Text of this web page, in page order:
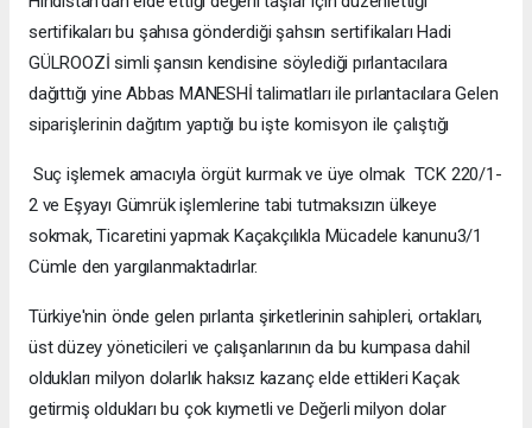
sertifikaları bu şahısa gönderdiği şahsın sertifikaları Hadi
GÜLROOZİ simli şansın kendisine söylediği pırlantacılara
dağıttığı yine Abbas MANESHİ talimatları ile pırlantacılara Gelen
siparişlerinin dağıtım yaptığı bu işte komisyon ile çalıştığı
Suç işlemek amacıyla örgüt kurmak ve üye olmak TCK 220/1-
2 ve Eşyayı Gümrük işlemlerine tabi tutmaksızın ülkeye
sokmak, Ticaretini yapmak Kaçakçılıkla Mücadele kanunu3/1
Cümle den yargılanmaktadırlar.
Türkiye'nin önde gelen pırlanta şirketlerinin sahipleri, ortakları,
üst düzey yöneticileri ve çalışanlarının da bu kumpasa dahil
oldukları milyon dolarlık haksız kazanç elde ettikleri Kaçak
getirmiş oldukları bu çok kıymetli ve Değerli milyon dolar